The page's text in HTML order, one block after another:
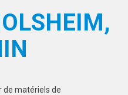
de matériels de